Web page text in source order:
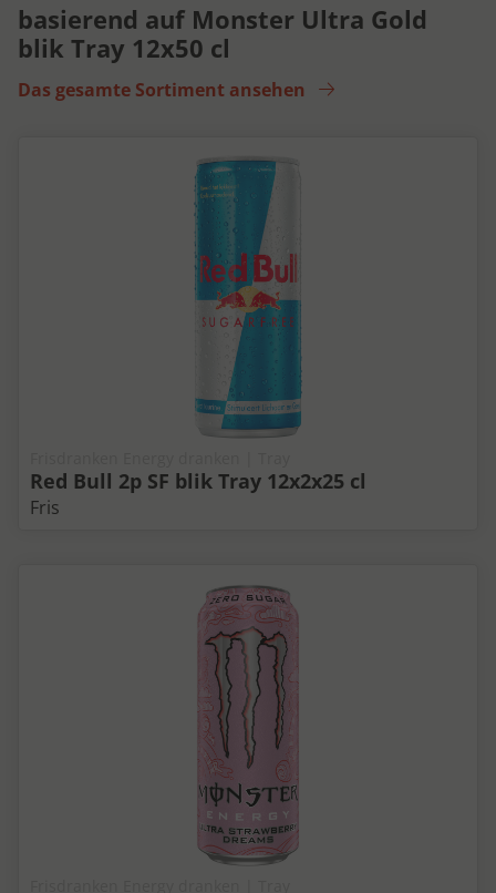
basierend auf Monster Ultra Gold
blik Tray 12x50 cl
Das gesamte Sortiment ansehen
Red Bull 2p SF blik Tray 12x2x25 cl
Fris